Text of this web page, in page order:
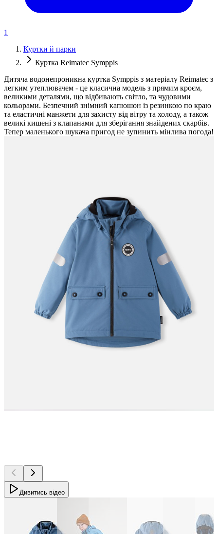
1
Куртки й парки
Куртка Reimatec Symppis
Дитяча водонепроникна куртка Symppis з матеріалу Reimatec з
легким утеплювачем - це класична модель з прямим кроєм,
великими деталями, що відбивають світло, та чудовими
кольорами. Безпечний знімний капюшон із резинкою по краю
та еластичні манжети для захисту від вітру та холоду, а також
великі кишені з клапанами для зберігання знайдених скарбів.
Тепер маленького шукача пригод не зупинить мінлива погода!
Дивитись відео